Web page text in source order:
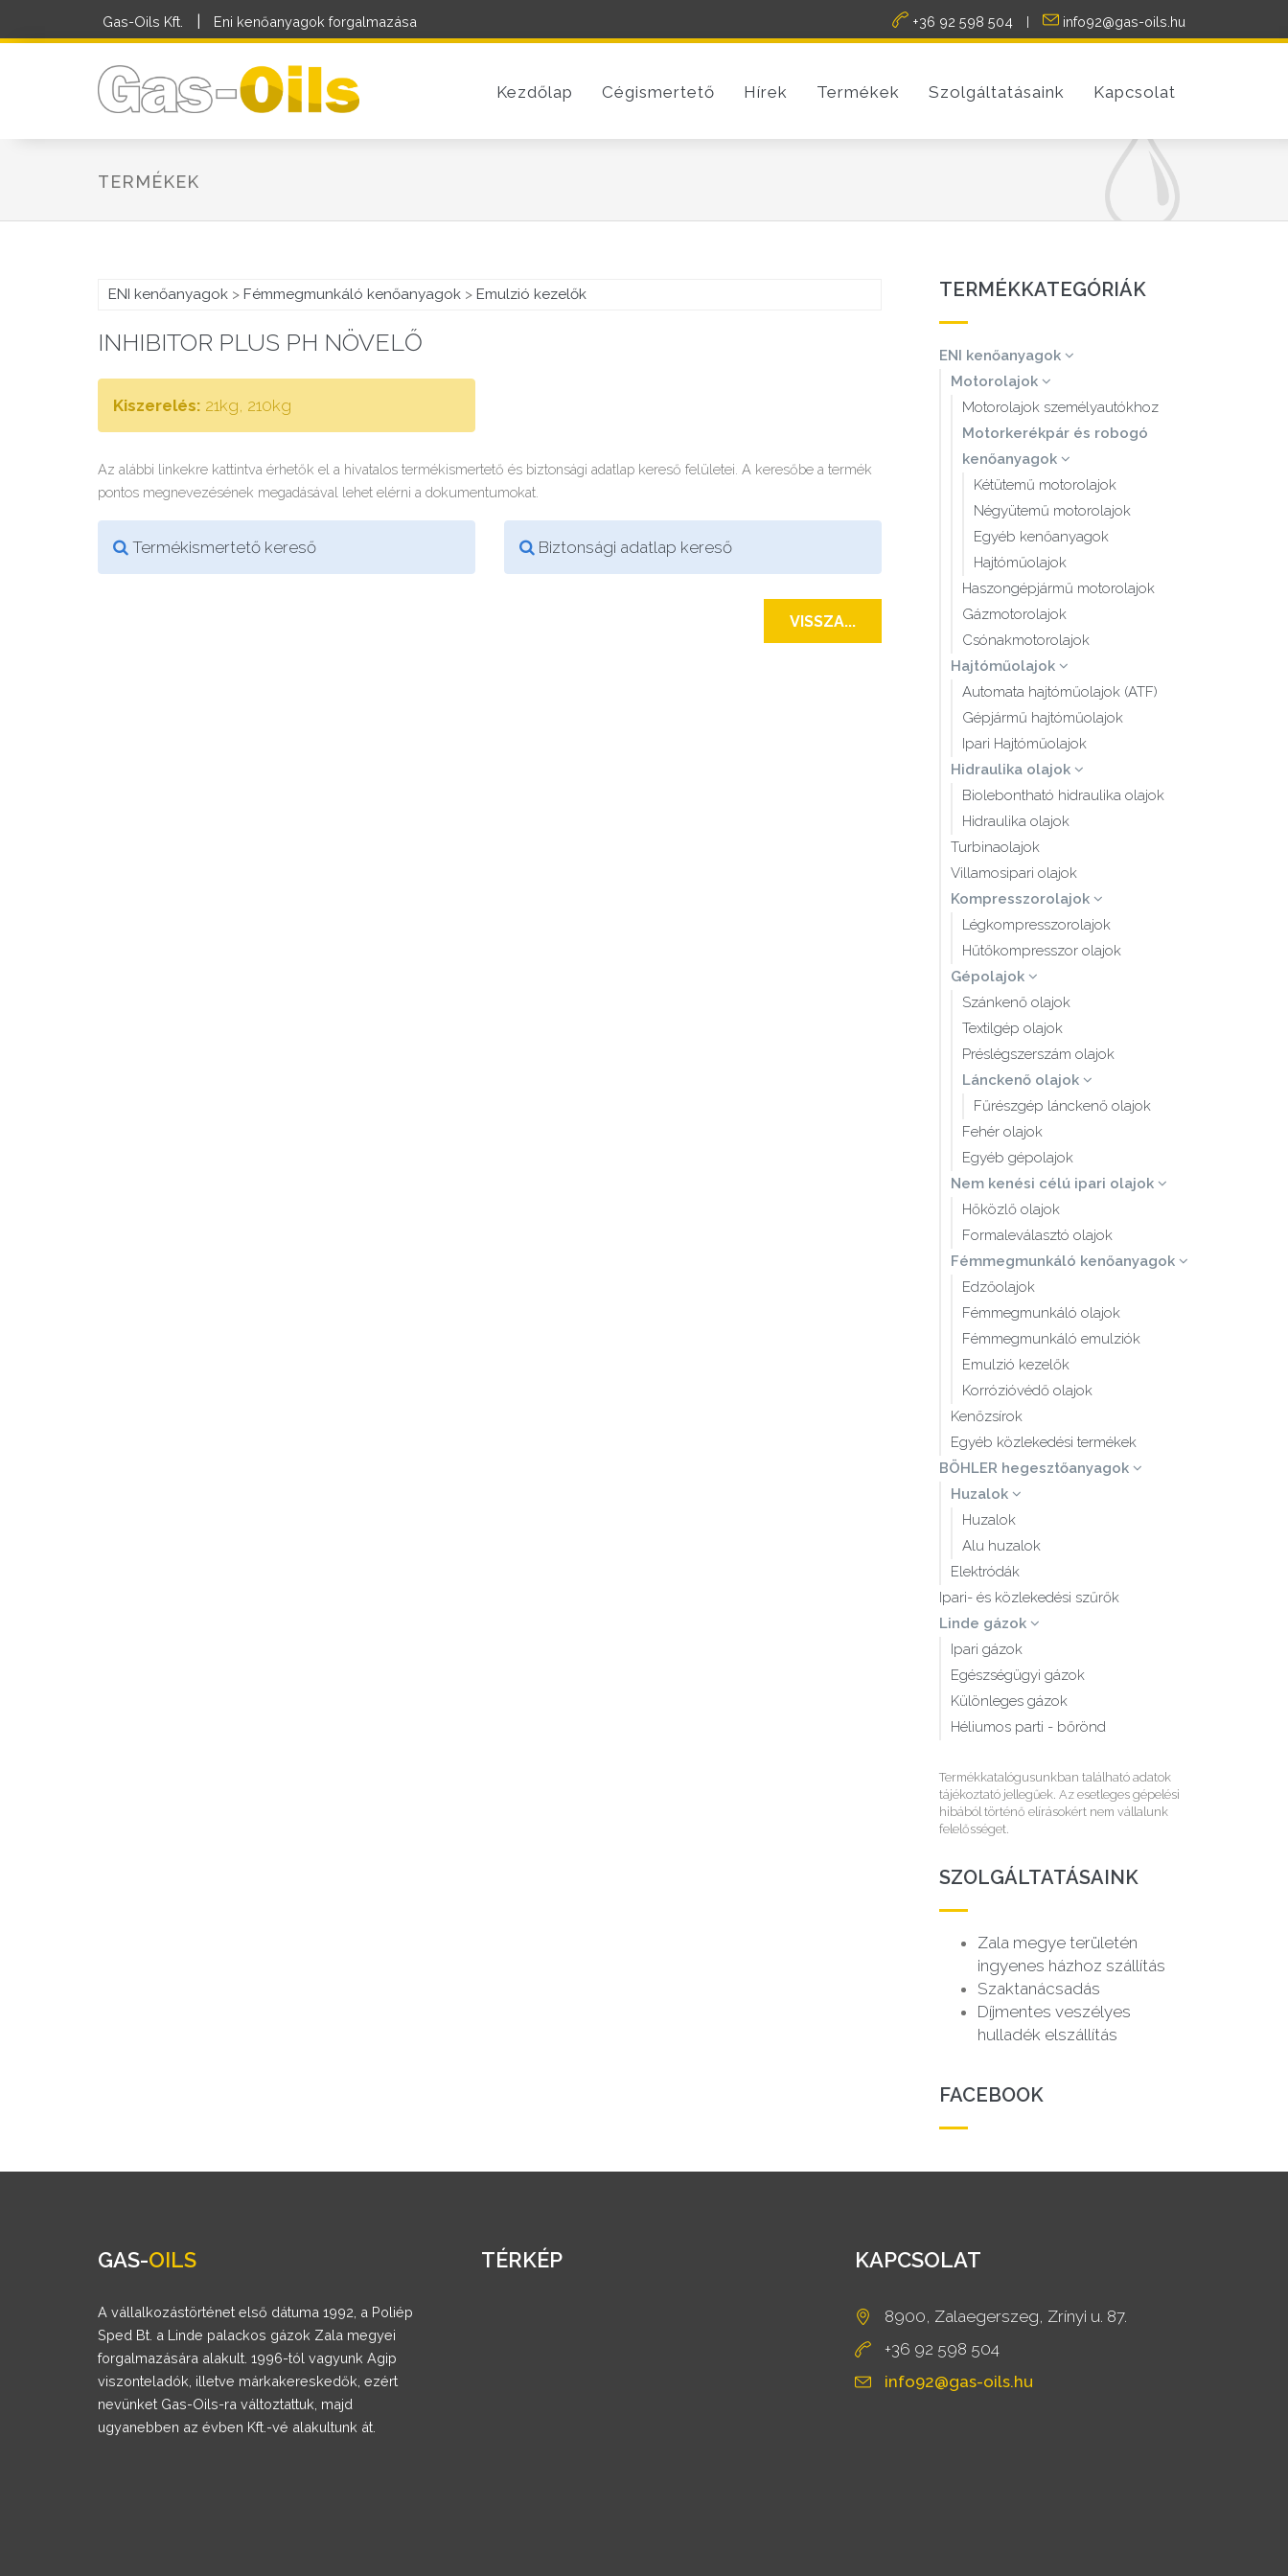
Gas-Oils Kft. Eni kenőanyagok forgalmazása +36 92 598 504 info92@gas-oils.hu
Kezdőlap Cégismertető Hírek Termékek Szolgáltatásaink Kapcsolat
TERMÉKEK
ENI kenőanyagok > Fémmegmunkáló kenőanyagok > Emulzió kezelők
INHIBITOR PLUS PH NÖVELŐ
Kiszerelés: 21kg, 210kg
Az alábbi linkekre kattintva érhetők el a hivatalos termékismertető és biztonsági adatlap kereső felületei. A keresőbe a termék
pontos megnevezésének megadásával lehet elérni a dokumentumokat.
Termékismertető kereső Biztonsági adatlap kereső
VISSZA...
TERMÉKKATEGÓRIÁK
ENI kenőanyagok
Motorolajok
Motorolajok személyautókhoz
Motorkerékpár és robogó
kenőanyagok
Kétütemű motorolajok
Négyütemű motorolajok
Egyéb kenőanyagok
Hajtóműolajok
Haszongépjármű motorolajok
Gázmotorolajok
Csónakmotorolajok
Hajtóműolajok
Automata hajtóműolajok (ATF)
Gépjármű hajtóműolajok
Ipari Hajtóműolajok
Hidraulika olajok
Biolebontható hidraulika olajok
Hidraulika olajok
Turbinaolajok
Villamosipari olajok
Kompresszorolajok
Légkompresszorolajok
Hűtőkompresszor olajok
Gépolajok
Szánkenő olajok
Textilgép olajok
Préslégszerszám olajok
Lánckenő olajok
Fűrészgép lánckenő olajok
Fehér olajok
Egyéb gépolajok
Nem kenési célú ipari olajok
Hőközlő olajok
Formaleválasztó olajok
Fémmegmunkáló kenőanyagok
Edzőolajok
Fémmegmunkáló olajok
Fémmegmunkáló emulziók
Emulzió kezelők
Korrózióvédő olajok
Kenőzsírok
Egyéb közlekedési termékek
BÖHLER hegesztőanyagok
Huzalok
Huzalok
Alu huzalok
Elektródák
Ipari- és közlekedési szűrők
Linde gázok
Ipari gázok
Egészségügyi gázok
Különleges gázok
Héliumos parti - bőrönd
Termékkatalógusunkban található adatok
tájékoztató jellegűek. Az esetleges gépelési
hibából történő elírásokért nem vállalunk
felelősséget.
SZOLGÁLTATÁSAINK
Zala megye területén
ingyenes házhoz szállítás
Szaktanácsadás
Díjmentes veszélyes
hulladék elszállítás
FACEBOOK
GAS-OILS
A vállalkozástörténet első dátuma 1992, a Poliép
Sped Bt. a Linde palackos gázok Zala megyei
forgalmazására alakult. 1996-tól vagyunk Agip
viszonteladók, illetve márkakereskedők, ezért
nevünket Gas-Oils-ra változtattuk, majd
ugyanebben az évben Kft.-vé alakultunk át.
TÉRKÉP KAPCSOLAT
8900, Zalaegerszeg, Zrínyi u. 87.
+36 92 598 504
info92@gas-oils.hu